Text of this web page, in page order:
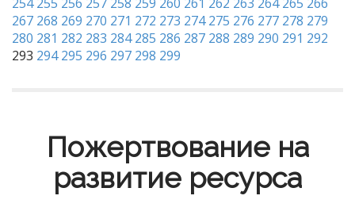
267 268 269 270 271 272 273 274 275 276 277 278 279
280 281 282 283 284 285 286 287 288 289 290 291 292
293 294 295 296 297 298 299
Пожертвование на
развитие ресурса